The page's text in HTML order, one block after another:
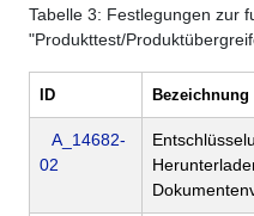
Tabelle 3: Festlegungen zur
"Produkttest/
ID Bezeichnung
A_14682-
02